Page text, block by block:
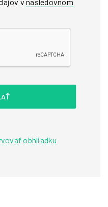
obhliadku